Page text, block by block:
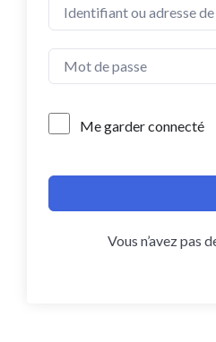
Me garder connecté
Vous n’avez pas